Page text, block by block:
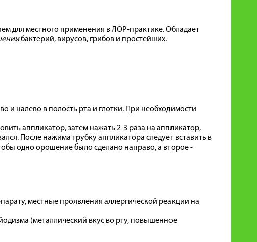
для местного применения в ЛОР-практике. Обладает
бактерий, вирусов, грибов и простейших.
и налево в полость рта и глотки. При необходимости
аппликатор, затем нажать 2-3 раза на аппликатор,
После нажима трубку аппликатора следует вставить в
одно орошение было сделано направо, а второе -
местные проявления аллергической реакции на
(металлический вкус во рту, повышенное